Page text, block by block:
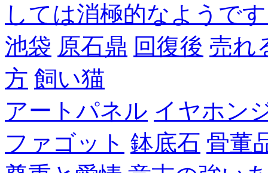
しては消極的なようで
池袋 原石鼎 回復後 売れ
方 飼い猫
アートパネル イヤホン
ファゴット 鉢底石 骨董